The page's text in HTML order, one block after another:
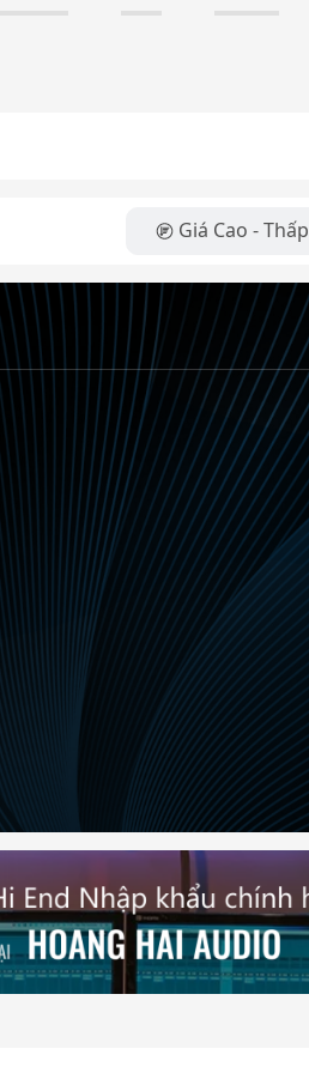
Giá Cao - Thấp